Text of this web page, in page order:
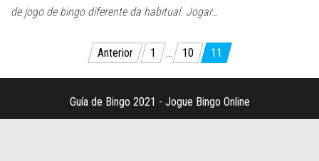
de jogo de bingo diferente da habitual. Jogar…
Paginação
de
Anterior 1 … 10 11
Guía de Bingo 2021 - Jogue Bingo Online